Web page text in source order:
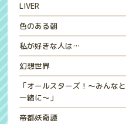
LIVER
色のある朝
私が好きな人は…
幻想世界
「オールスターズ！～みんなと
一緒に～」
帝都妖奇譚